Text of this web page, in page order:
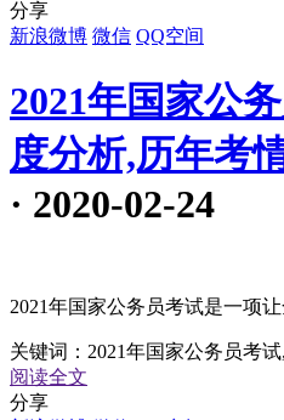
分享
新浪微博 微信 QQ空间
2021年国家公
度分析,历年考
· 2020-02-24
2021年国家公务员考试是一项
关键词： 2021年国家公务员考
阅读全文
分享